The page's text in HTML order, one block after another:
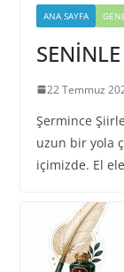
ANA SAYFA
SENİNLE
22 Temmuz
Şermince
uzun bir yola
içimizde. El